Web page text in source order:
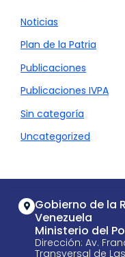
Noticias
Plan de la Patria
Publicaciones
Publicaciones IVPA
Sin categoría
Uncategorized
Gobierno de la
Venezuela
Ministerio del
Dirección: Av.
Transversal de